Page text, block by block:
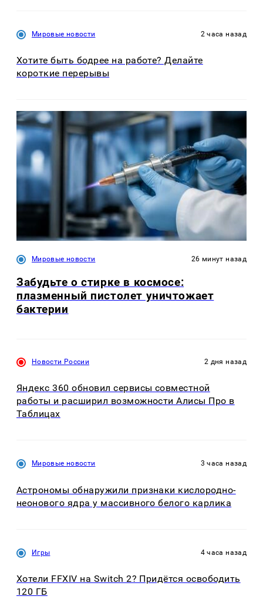
Мировые новости 2 часа назад
Хотите быть бодрее на работе? Делайте
короткие перерывы
Мировые новости 26 минут назад
Забудьте о стирке в космосе:
плазменный пистолет уничтожает
бактерии
Новости России 2 дня назад
Яндекс 360 обновил сервисы совместной
работы и расширил возможности Алисы Про в
Таблицах
Мировые новости 3 часа назад
Астрономы обнаружили признаки кислородно-
неонового ядра у массивного белого карлика
Игры 4 часа назад
Хотели FFXIV на Switch 2? Придётся освободить
120 ГБ